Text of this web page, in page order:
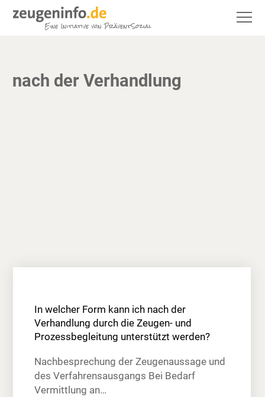
nach der Verhandlung
In welcher Form kann ich nach der
Verhandlung durch die Zeugen- und
Prozessbegleitung unterstützt werden?
Nachbesprechung der Zeugenaussage und
des Verfahrensausgangs Bei Bedarf
Vermittlung an…